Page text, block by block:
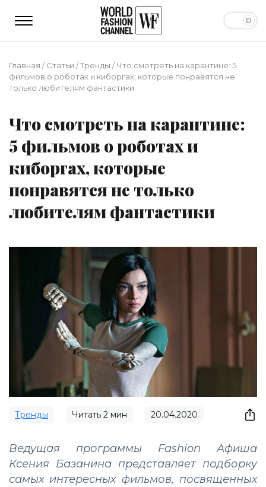
Главная /Статьи /Тренды /Что смотреть на карантине: 5
фильмов о роботах и киборгах, которые понравятся не
только любителям фантастики
Что смотреть на карантине:
5 фильмов о роботах и
киборгах, которые
понравятся не только
любителям фантастики
Тренды Читать 2 мин 20.04.2020
Ведущая программы Fashion Афиша
Ксения Базанина представляет подборку
самых интересных фильмов, посвященных